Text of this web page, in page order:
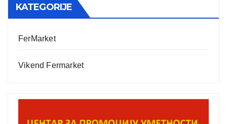
KATEGORIJE
FerMarket
Vikend Fermarket